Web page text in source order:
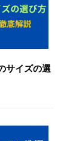
サイズの選